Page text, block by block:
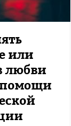
или
любви